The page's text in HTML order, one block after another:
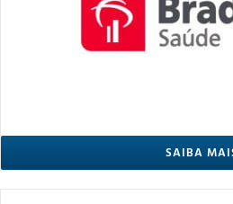
SAIBA